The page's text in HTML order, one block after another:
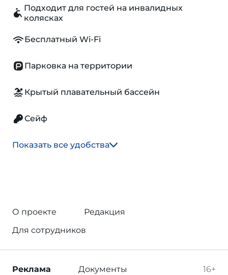
Подходит для гостей на инвалидных
колясках
Бесплатный Wi-Fi
Парковка на территории
Крытый плавательный бассейн
Сейф
Показать все удобства
О проекте
Редакция
Для сотрудников
16+
Реклама Документы